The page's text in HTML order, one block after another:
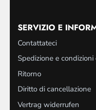
SERVIZIO E
Contattateci
Spedizione e
Ritorno
Diritto di cancellazione
Vertrag widerrufen